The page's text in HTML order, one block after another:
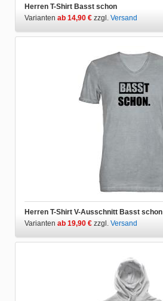
Herren T-Shirt Basst schon
Varianten ab 14,90 € zzgl. Versand
Herren T-Shirt V-Ausschnitt Basst schon
Varianten ab 19,90 € zzgl. Versand